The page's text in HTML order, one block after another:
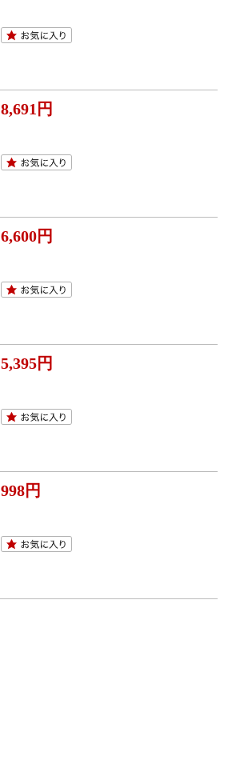
8,691円
6,600円
5,395円
998円